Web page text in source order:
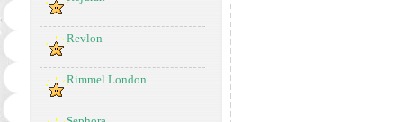
Revlon
Rimmel London